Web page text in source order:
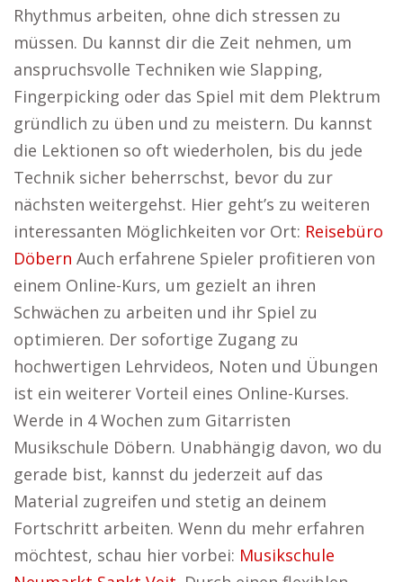
Rhythmus arbeiten, ohne dich stressen zu
müssen. Du kannst dir die Zeit nehmen, um
anspruchsvolle Techniken wie Slapping,
Fingerpicking oder das Spiel mit dem Plektrum
gründlich zu üben und zu meistern. Du kannst
die Lektionen so oft wiederholen, bis du jede
Technik sicher beherrschst, bevor du zur
nächsten weitergehst. Hier geht’s zu weiteren
interessanten Möglichkeiten vor Ort: Reisebüro
Döbern Auch erfahrene Spieler profitieren von
einem Online-Kurs, um gezielt an ihren
Schwächen zu arbeiten und ihr Spiel zu
optimieren. Der sofortige Zugang zu
hochwertigen Lehrvideos, Noten und Übungen
ist ein weiterer Vorteil eines Online-Kurses.
Werde in 4 Wochen zum Gitarristen
Musikschule Döbern. Unabhängig davon, wo du
gerade bist, kannst du jederzeit auf das
Material zugreifen und stetig an deinem
Fortschritt arbeiten. Wenn du mehr erfahren
möchtest, schau hier vorbei: Musikschule